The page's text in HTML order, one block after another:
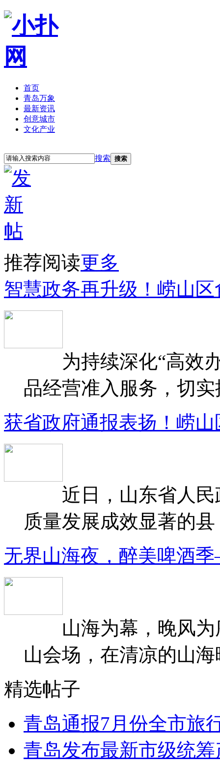
首页
青岛万象
最新资讯
创意城市
文化产业
搜索 搜索
推荐阅读更多
智慧政务再升级！崂山
为持续深化“高效办
品经营准入服务，切
获省政府通报表扬！崂
近日，山东省人民
质量发展成效显著的
无界山海夜，醉美啤酒
山海为幕，晚风为
山会场，在清凉的山
精选帖子
青岛通报7月份全市旅
青岛发布最新市级统